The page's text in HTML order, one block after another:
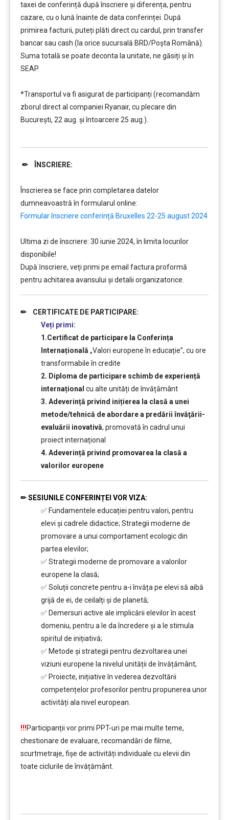
taxei de conferință după înscriere și diferența, pentru
cazare, cu o lună înainte de data conferinței. După
primirea facturii, puteți plăti direct cu cardul, prin transfer
bancar sau cash (la orice sucursală BRD/Poșta Română).
Suma totală se poate deconta la unitate, ne găsiți și în
SEAP.
*Transportul va fi asigurat de participanți (recomandăm
zborul direct al companiei Ryanair, cu plecare din
București, 22 aug. și întoarcere 25 aug.).
✏ ÎNSCRIERE:
Înscrierea se face prin completarea datelor
dumneavoastră în formularul online:
Formular înscriere conferință Bruxelles 22-25 august 2024
Ultima zi de înscriere: 30 iunie 2024, în limita locurilor
disponibile!
După ȋnscriere, veți primi pe email factura proformă
pentru achitarea avansului și detalii organizatorice.
✏ CERTIFICATE DE PARTICIPARE:
Veți primi:
1.Certificat de participare la Conferința
Internațională „Valori europene în educație”, cu ore
transformabile în credite
2. Diploma de participare schimb de experiență
internațional cu alte unități de învățământ
3. Adeverință privind inițierea la clasă a unei
metode/tehnică de abordare a predării învăţării-
evaluării inovativă, promovată în cadrul unui
proiect internațional
4. Adeverință privind promovarea la clasă a
valorilor europene
✏SESIUNILE CONFERINȚEI VOR VIZA:
✅ Fundamentele educației pentru valori, pentru
elevi și cadrele didactice; Strategii moderne de
promovare a unui comportament ecologic din
partea elevilor;
✅ Strategii moderne de promovare a valorilor
europene la clasă;
✅ Soluții concrete pentru a-i învăța pe elevi să aibă
grijă de ei, de ceilalți și de planetă;
✅ Demersuri active ale implicării elevilor în acest
domeniu, pentru a le da încredere și a le stimula
spiritul de inițiativă;
✅ Metode și strategii pentru dezvoltarea unei
viziuni europene la nivelul unității de învățământ;
✅ Proiecte, inițiative în vederea dezvoltării
competențelor profesorilor pentru propunerea unor
activități ala nivel european.
!!!Participanții vor primi PPT-uri pe mai multe teme,
chestionare de evaluare, recomandări de filme,
scurtmetraje, fișe de activități individuale cu elevii din
toate ciclurile de învățământ.